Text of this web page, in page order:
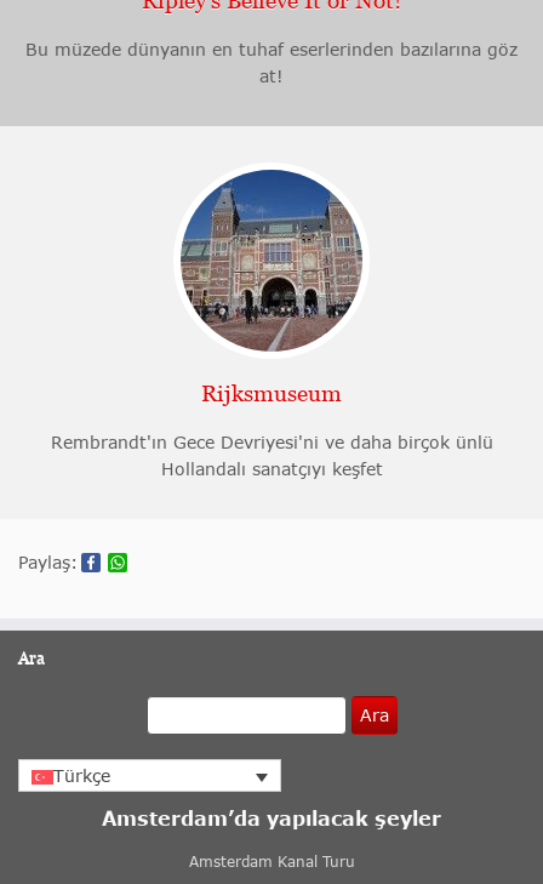
Bu müzede dünyanın en tuhaf eserlerinden bazılarına göz
at!
Rijksmuseum
Rembrandt'ın Gece Devriyesi'ni ve daha birçok ünlü
Hollandalı sanatçıyı keşfet
Paylaş:
Ara
Ara
Türkçe
Amsterdam’da yapılacak şeyler
Amsterdam Kanal Turu